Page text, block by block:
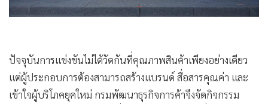
มูลค่าสินค้า ขยายตลาด และยกระดับขีดความสามารถในการ